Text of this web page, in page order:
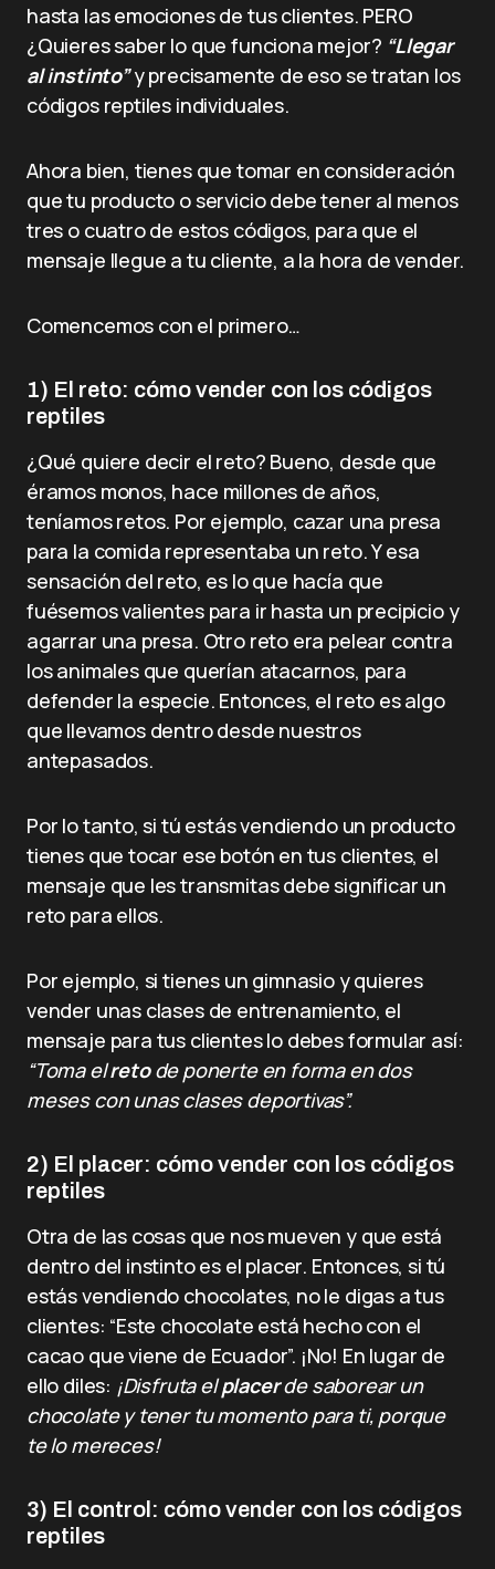
hasta las emociones de tus clientes. PERO
¿Quieres saber lo que funciona mejor? “Llegar
al instinto”y precisamente de eso se tratan los
códigos reptiles individuales.
Ahora bien, tienes que tomar en consideración
que tu producto o servicio debe tener al menos
tres o cuatro de estos códigos, para que el
mensaje llegue a tu cliente, a la hora de vender.
Comencemos con el primero…
1) El reto: cómo vender con los códigos
reptiles
¿Qué quiere decir el reto? Bueno, desde que
éramos monos, hace millones de años,
teníamos retos. Por ejemplo, cazar una presa
para la comida representaba un reto. Y esa
sensación del reto, es lo que hacía que
fuésemos valientes para ir hasta un precipicio y
agarrar una presa. Otro reto era pelear contra
los animales que querían atacarnos, para
defender la especie. Entonces, el reto es algo
que llevamos dentro desde nuestros
antepasados.
Por lo tanto, si tú estás vendiendo un producto
tienes que tocar ese botón en tus clientes, el
mensaje que les transmitas debe significar un
reto para ellos.
Por ejemplo, si tienes un gimnasio y quieres
vender unas clases de entrenamiento, el
mensaje para tus clientes lo debes formular así:
“Toma elretode ponerte en forma en dos
meses con unas clases deportivas”.
2) El placer: cómo vender con los códigos
reptiles
Otra de las cosas que nos mueven y que está
dentro del instinto es el placer. Entonces, si tú
estás vendiendo chocolates, no le digas a tus
clientes: “Este chocolate está hecho con el
cacao que viene de Ecuador”. ¡No! En lugar de
ello diles: ¡Disfruta elplacerde saborear un
chocolate y tener tu momento para ti, porque
te lo mereces!
3) El control: cómo vender con los códigos
reptiles